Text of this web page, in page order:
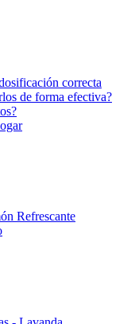
correcta
de forma efectiva?
Refrescante